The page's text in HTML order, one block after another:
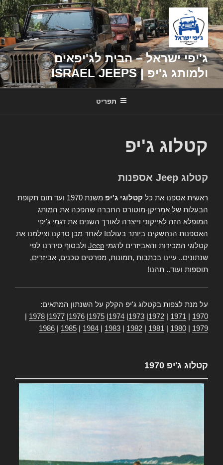
דילוג
לתוכן
ג'יפי ישראל – הבית לג'יפאים
ולמותג ג'יפ | ISRAEL JEEPS
תפריט
קטלוג ג'יפ
קטלוג Jeep אספנות
ראשית אספנו את כל קטלוגי ג'יפ
משנת 1970 ועד תום תקופת
הבעלות של אמריקן-מוטורס החברה שהפכה את המותג
המופלא הזה לאייקוני וייצרה לאורך השנים את דגמי ג'יפי
האספנות הנחשקים ביותר בעולם! לאחר מכן סרקנו וצילמנו את
קטלוגי המכירות והאביזרים לדגמי Jeep ולבסוף סידרנו לפי
שנתונים.. עיינו בכתבות ,תמונות, מפרטים טכנים, אביזרים,
תוספות ועוד.. תהנו!
על מנת לצפות בקטלוג ג'יפ הקלק על השנתון המתאים:
1970
1971
1972
1973
1974
1975
1976
1977
1978
1979
1980
1981
1982
1983
1984
1985
1986
קטלוג ג'יפ 1970